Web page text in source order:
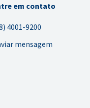
em contato
4001-9200
mensagem